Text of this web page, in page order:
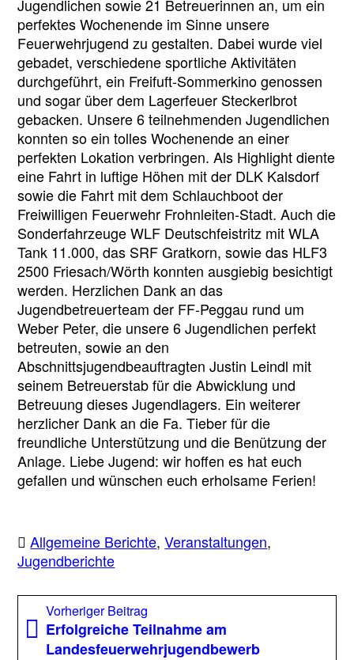
Jugendlichen sowie 21 Betreuerinnen an, um ein
perfektes Wochenende im Sinne unsere
Feuerwehrjugend zu gestalten. Dabei wurde viel
gebadet, verschiedene sportliche Aktivitäten
durchgeführt, ein Freifuft-Sommerkino genossen
und sogar über dem Lagerfeuer Steckerlbrot
gebacken. Unsere 6 teilnehmenden Jugendlichen
konnten so ein tolles Wochenende an einer
perfekten Lokation verbringen. Als Highlight diente
eine Fahrt in luftige Höhen mit der DLK Kalsdorf
sowie die Fahrt mit dem Schlauchboot der
Freiwilligen Feuerwehr Frohnleiten-Stadt. Auch die
Sonderfahrzeuge WLF Deutschfeistritz mit WLA
Tank 11.000, das SRF Gratkorn, sowie das HLF3
2500 Friesach/Wörth konnten ausgiebig besichtigt
werden. Herzlichen Dank an das
Jugendbetreuerteam der FF-Peggau rund um
Weber Peter, die unsere 6 Jugendlichen perfekt
betreuten, sowie an den
Abschnittsjugendbeauftragten Justin Leindl mit
seinem Betreuerstab für die Abwicklung und
Betreuung dieses Jugendlagers. Ein weiterer
herzlicher Dank an die Fa. Tieber für die
freundliche Unterstützung und die Benützung der
Anlage. Liebe Jugend: wir hoffen es hat euch
gefallen und wünschen euch erholsame Ferien!
Allgemeine Berichte,Veranstaltungen,
Jugendberichte
Beitragsnavigation
Vorheriger Beitrag
Beitrag:
Erfolgreiche Teilnahme am
Landesfeuerwehrjugendbewerb